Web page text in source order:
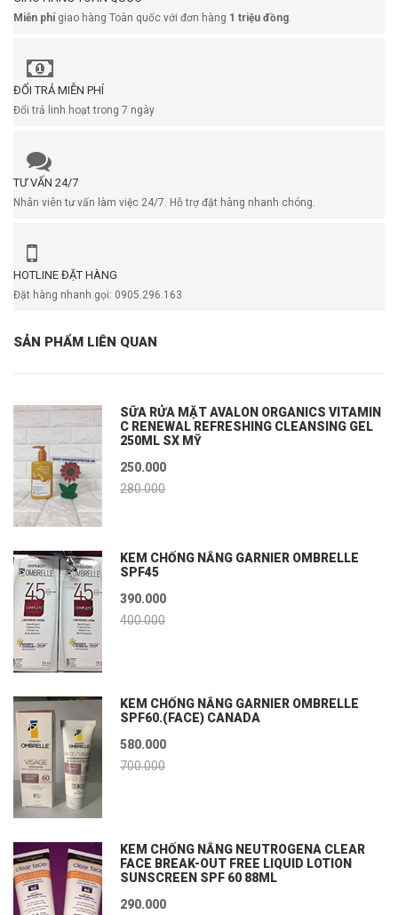
Miễn phígiao hàng Toàn quốc với đơn hàng 1 triệu đồng
ĐỔI TRẢ MIỄN PHÍ
Đổi trả linh hoạt trong 7 ngày
TƯ VẤN 24/7
Nhân viên tư vấn làm việc 24/7. Hỗ trợ đặt hàng nhanh chóng.
HOTLINE ĐẶT HÀNG
Đặt hàng nhanh gọi: 0905.296.163
SẢN PHẨM LIÊN QUAN
SỮA RỬA MẶT AVALON ORGANICS VITAMIN
C RENEWAL REFRESHING CLEANSING GEL
250ML SX MỸ
250.000
280.000
KEM CHỐNG NẮNG GARNIER OMBRELLE
SPF45
390.000
400.000
KEM CHỐNG NẮNG GARNIER OMBRELLE
SPF60.(FACE) CANADA
580.000
700.000
KEM CHỐNG NẮNG NEUTROGENA CLEAR
FACE BREAK-OUT FREE LIQUID LOTION
SUNSCREEN SPF 60 88ML
290.000